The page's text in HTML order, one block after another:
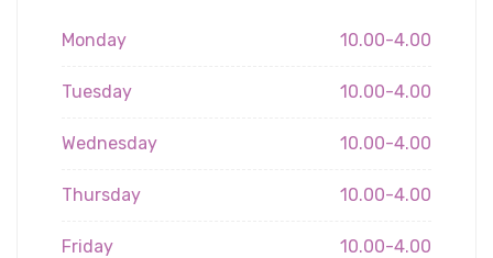
Monday 10.00-4.00
Tuesday 10.00-4.00
Wednesday 10.00-4.00
Thursday 10.00-4.00
Friday 10.00-4.00